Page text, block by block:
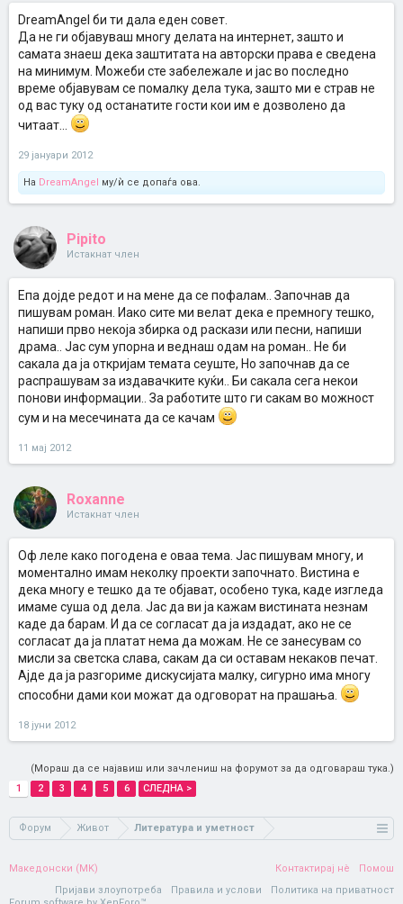
DreamAngel би ти дала еден совет.
Да не ги објавуваш многу делата на интернет, зашто и
самата знаеш дека заштитата на авторски права е сведена
на минимум. Можеби сте забележале и јас во последно
време објавувам се помалку дела тука, зашто ми е страв не
од вас туку од останатите гости кои им е дозволено да
читаат...
29 јануари 2012
На DreamAngel му/ѝ се допаѓа ова.
Pipito
Истакнат член
Епа дојде редот и на мене да се пофалам.. Започнав да
пишувам роман. Иако сите ми велат дека е премногу тешко,
напиши прво некоја збирка од раскази или песни, напиши
драма.. Јас сум упорна и веднаш одам на роман.. Не би
сакала да ја откријам темата сеуште, Но започнав да се
распрашувам за издавачките куќи.. Би сакала сега некои
понови информации.. За работите што ги сакам во можност
сум и на месечината да се качам
11 мај 2012
Roxanne
Истакнат член
Оф леле како погодена е оваа тема. Јас пишувам многу, и
моментално имам неколку проекти започнато. Вистина е
дека многу е тешко да те објават, особено тука, каде изгледа
имаме суша од дела. Јас да ви ја кажам вистината незнам
каде да барам. И да се согласат да ја издадат, ако не се
согласат да ја платат нема да можам. Не се занесувам со
мисли за светска слава, сакам да си оставам некаков печат.
Ајде да ја разгориме дискусијата малку, сигурно има многу
способни дами кои можат да одговорат на прашања.
18 јуни 2012
(Мораш да се најавиш или зачлениш на форумот за да одговараш тука.)
1
2 3 4 5 6 СЛЕДНА >
Форум Живот Литература и уметност
Македонски (MK) Контактирај нè
Помош
Пријави злоупотреба
Правила и услови
Политика на приватност